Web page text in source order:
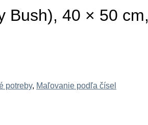
Bush), 40 × 50
potreby, Maľovanie podľa čísel